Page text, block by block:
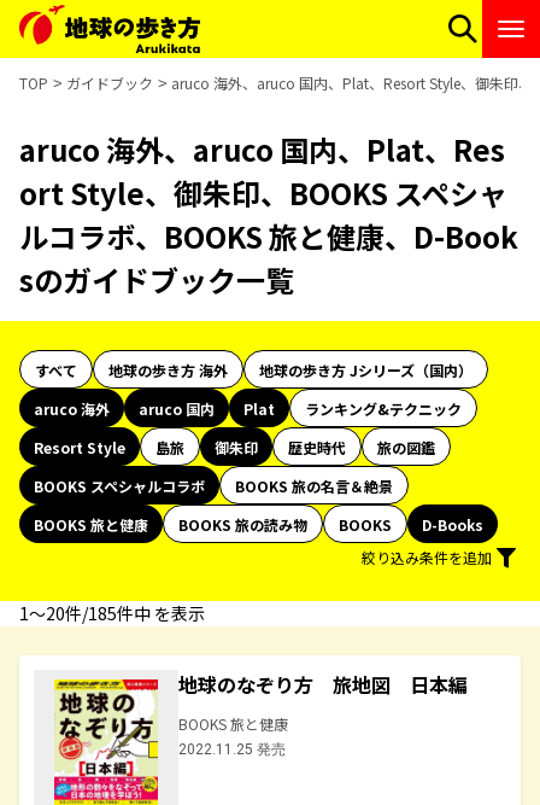
TOP ガイドブック aruco 海外、aruco 国内、Plat、Resort Style、御朱印、
aruco 海外、aruco 国内、Plat、Res
ort Style、御朱印、BOOKS スペシャ
ルコラボ、BOOKS 旅と健康、D-Book
sのガイドブック一覧
すべて 地球の歩き方 海外
地球の歩き方 Jシリーズ（国内）
aruco 海外
aruco 国内 Plat
ランキング&テクニック
Resort Style
島旅 御朱印 歴史時代
旅の図鑑
BOOKS スペシャルコラボ
BOOKS 旅の名言＆絶景
BOOKS 旅と健康
BOOKS 旅の読み物 BOOKS
D-Books
絞り込み条件を追加
1〜20件/185件中 を表示
地球のなぞり方 旅地図 日本編
BOOKS 旅と健康
2022.11.25 発売